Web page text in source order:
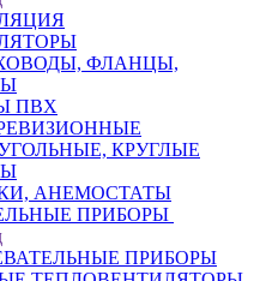
ФЛАНЦЫ,
ПВХ
КРУГЛЫЕ
АНЕМОСТАТЫ
ПРИБОРЫ
ПРИБОРЫ